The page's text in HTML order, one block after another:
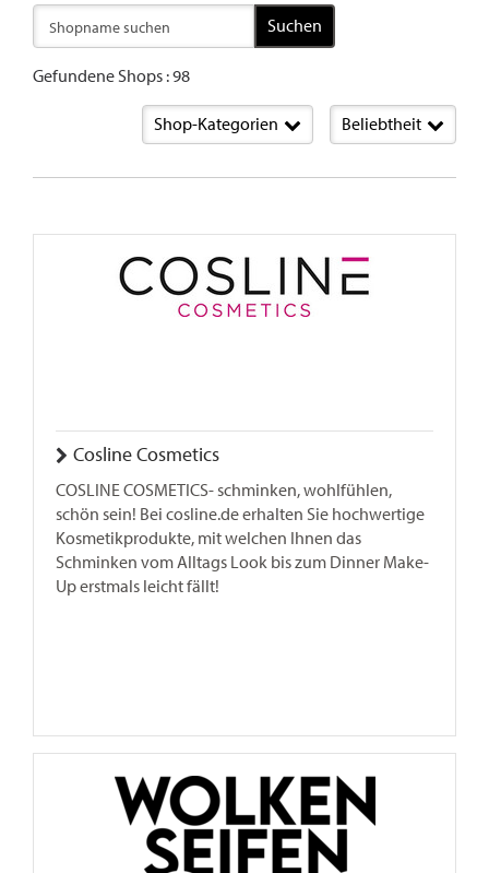
Suchen
Gefundene Shops : 98
Shop-Kategorien Beliebtheit
Cosline Cosmetics
COSLINE COSMETICS- schminken, wohlfühlen,
schön sein! Bei cosline.de erhalten Sie hochwertige
Kosmetikprodukte, mit welchen Ihnen das
Schminken vom Alltags Look bis zum Dinner Make-
Up erstmals leicht fällt!